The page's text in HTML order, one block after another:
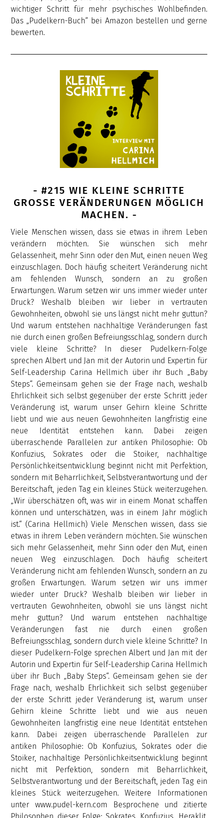
wichtiger Schritt für mehr psychisches Wohlbefinden.
Das „Pudelkern-Buch“ bei Amazon bestellen und gerne
bewerten.
- #215 WIE KLEINE SCHRITTE
GROSSE VERÄNDERUNGEN MÖGLICH M
ACHEN. -
Viele Menschen wissen, dass sie etwas in ihrem Leben
verändern möchten. Sie wünschen sich mehr
Gelassenheit, mehr Sinn oder den Mut, einen neuen Weg
einzuschlagen. Doch häufig scheitert Veränderung nicht
am fehlenden Wunsch, sondern an zu großen
Erwartungen. Warum setzen wir uns immer wieder unter
Druck? Weshalb bleiben wir lieber in vertrauten
Gewohnheiten, obwohl sie uns längst nicht mehr guttun?
Und warum entstehen nachhaltige Veränderungen fast
nie durch einen großen Befreiungsschlag, sondern durch
viele kleine Schritte? In dieser Pudelkern-Folge
sprechen Albert und Jan mit der Autorin und Expertin für
Self-Leadership Carina Hellmich über ihr Buch „Baby
Steps“. Gemeinsam gehen sie der Frage nach, weshalb
Ehrlichkeit sich selbst gegenüber der erste Schritt jeder
Veränderung ist, warum unser Gehirn kleine Schritte
liebt und wie aus neuen Gewohnheiten langfristig eine
neue Identität entstehen kann. Dabei zeigen
überraschende Parallelen zur antiken Philosophie: Ob
Konfuzius, Sokrates oder die Stoiker, nachhaltige
Persönlichkeitsentwicklung beginnt nicht mit Perfektion,
sondern mit Beharrlichkeit, Selbstverantwortung und der
Bereitschaft, jeden Tag ein kleines Stück weiterzugehen.
„Wir überschätzen oft, was wir in einem Monat schaffen
können und unterschätzen, was in einem Jahr möglich
ist.“ (Carina Hellmich) Viele Menschen wissen, dass sie
etwas in ihrem Leben verändern möchten. Sie wünschen
sich mehr Gelassenheit, mehr Sinn oder den Mut, einen
neuen Weg einzuschlagen. Doch häufig scheitert
Veränderung nicht am fehlenden Wunsch, sondern an zu
großen Erwartungen. Warum setzen wir uns immer
wieder unter Druck? Weshalb bleiben wir lieber in
vertrauten Gewohnheiten, obwohl sie uns längst nicht
mehr guttun? Und warum entstehen nachhaltige
Veränderungen fast nie durch einen großen
Befreiungsschlag, sondern durch viele kleine Schritte? In
dieser Pudelkern-Folge sprechen Albert und Jan mit der
Autorin und Expertin für Self-Leadership Carina Hellmich
über ihr Buch „Baby Steps“. Gemeinsam gehen sie der
Frage nach, weshalb Ehrlichkeit sich selbst gegenüber
der erste Schritt jeder Veränderung ist, warum unser
Gehirn kleine Schritte liebt und wie aus neuen
Gewohnheiten langfristig eine neue Identität entstehen
kann. Dabei zeigen überraschende Parallelen zur
antiken Philosophie: Ob Konfuzius, Sokrates oder die
Stoiker, nachhaltige Persönlichkeitsentwicklung beginnt
nicht mit Perfektion, sondern mit Beharrlichkeit,
Selbstverantwortung und der Bereitschaft, jeden Tag ein
kleines Stück weiterzugehen. Weitere Informationen
unter www.pudel-kern.com Besprochene und zitierte